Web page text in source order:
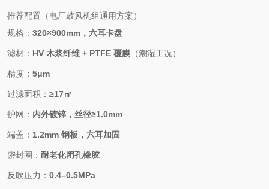
推荐配置（电厂鼓风机组通用方案）
规格： 320×900mm，六耳卡盘
滤材： HV 木浆纤维 + PTFE 覆膜 （潮湿工况）
精度： 5μm
过滤面积： ≥17㎡
护网： 内外镀锌，丝径≥1.0mm
端盖： 1.2mm 钢板，六耳加固
密封圈： 耐老化闭孔橡胶
反吹压力： 0.4–0.5MPa